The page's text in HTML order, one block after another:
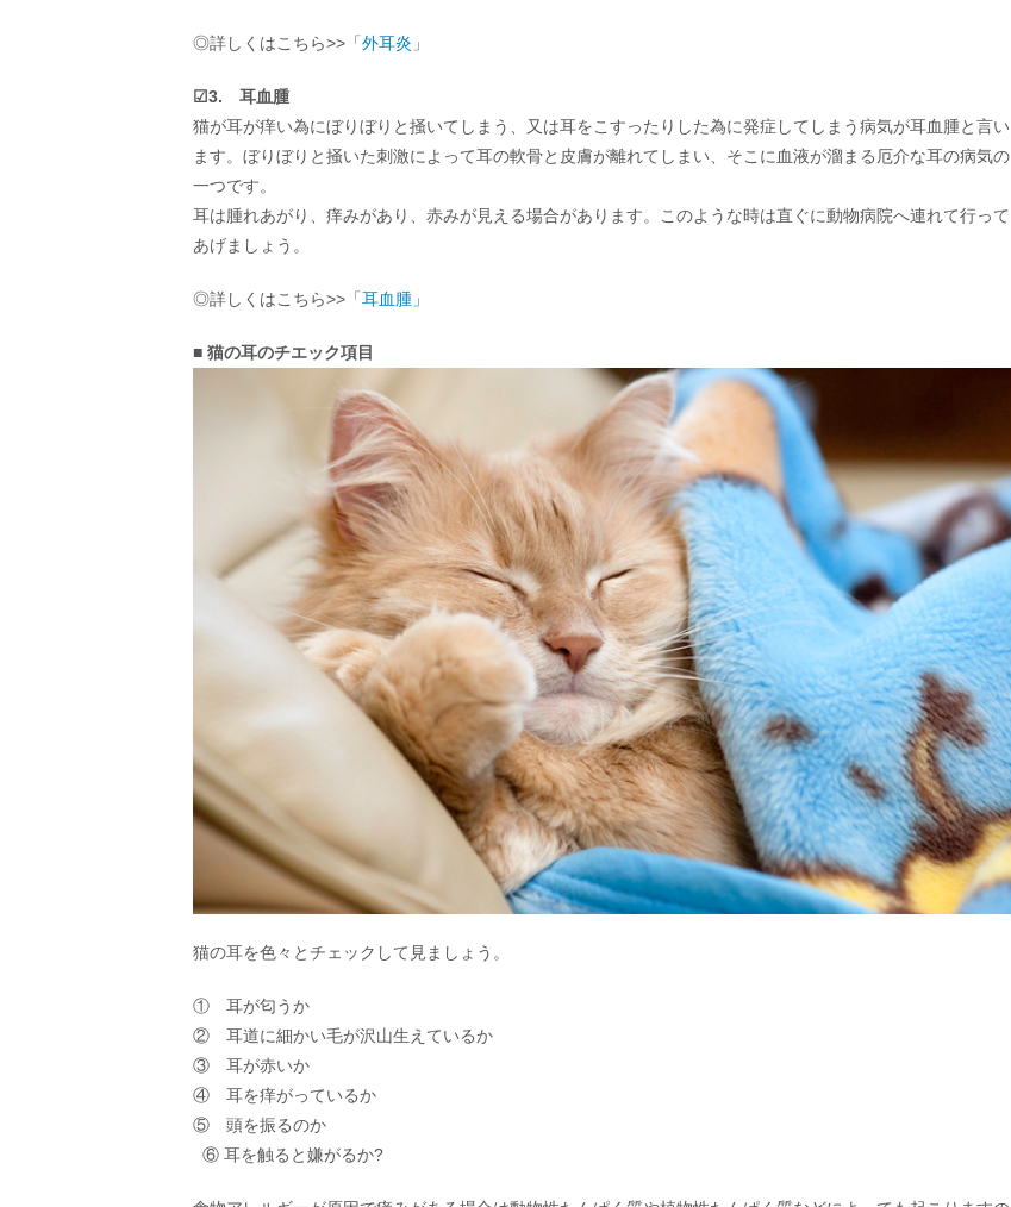
◎詳しくはこちら>>「 外耳炎 」
☑︎3. 耳血腫
猫が耳が痒い為にぼりぼりと掻いてしまう、又は耳をこすったりした為に発症してしまう病気が耳血腫と言い
ます。ぼりぼりと掻いた刺激によって耳の軟骨と皮膚が離れてしまい、そこに血液が溜まる厄介な耳の病気の
一つです。
耳は腫れあがり、痒みがあり、赤みが見える場合があります。このような時は直ぐに動物病院へ連れて行って
あげましょう。
◎詳しくはこちら>>「 耳血腫 」
■ 猫の耳のチエック項目
猫の耳を色々とチェックして見ましょう。
① 耳が匂うか
② 耳道に細かい毛が沢山生えているか
③ 耳が赤いか
④ 耳を痒がっているか
⑤ 頭を振るのか
⑥ 耳を触ると嫌がるか?